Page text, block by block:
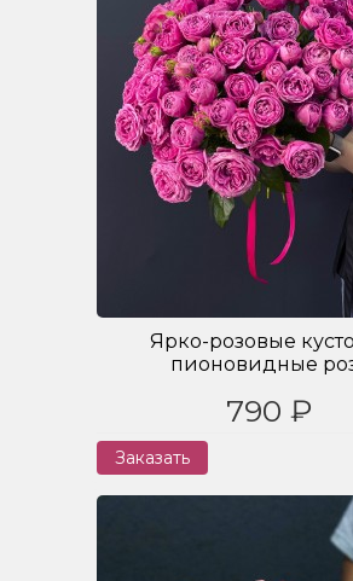
Ярко-розовые
пионовидные
790 ₽
Заказать